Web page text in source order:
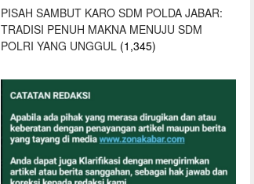
PISAH SAMBUT KARO SDM POLDA JABAR:
TRADISI PENUH MAKNA MENUJU SDM
POLRI YANG UNGGUL (1,345)